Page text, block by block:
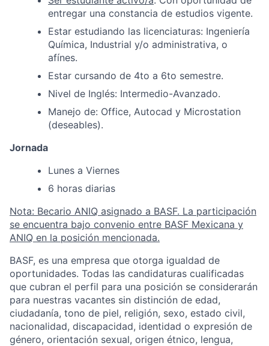
entregar una constancia de estudios vigente.
Estar estudiando las licenciaturas: Ingeniería
Química, Industrial y/o administrativa, o
afínes.
Estar cursando de 4to a 6to semestre.
Nivel de Inglés: Intermedio-Avanzado.
Manejo de: Office, Autocad y Microstation
(deseables).
Jornada
Lunes a Viernes
6 horas diarias
Nota: Becario ANIQ asignado a BASF. La participación
se encuentra bajo convenio entre BASF Mexicana y
ANIQ en la posición mencionada.
BASF, es una empresa que otorga igualdad de
oportunidades. Todas las candidaturas cualificadas
que cubran el perfil para una posición se considerarán
para nuestras vacantes sin distinción de edad,
ciudadanía, tono de piel, religión, sexo, estado civil,
nacionalidad, discapacidad, identidad o expresión de
género, orientación sexual, origen étnico, lengua,